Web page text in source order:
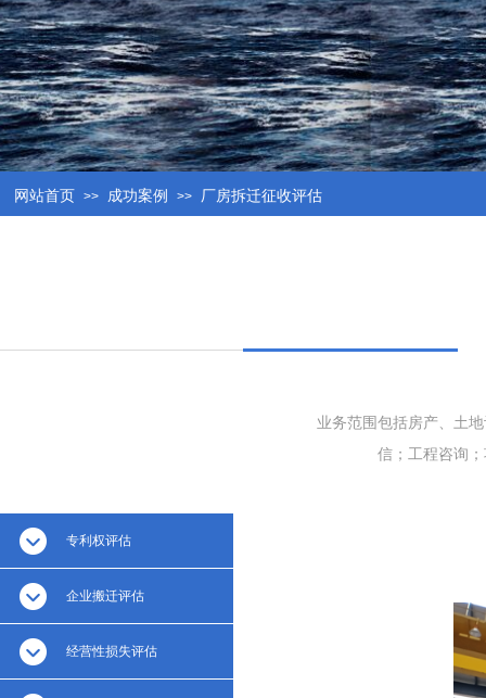
网站首页 >> 成功案例 >> 厂房拆迁征收评估
业务范围包括房产、土
信；工程咨询
专利权评估
企业搬迁评估
经营性损失评估